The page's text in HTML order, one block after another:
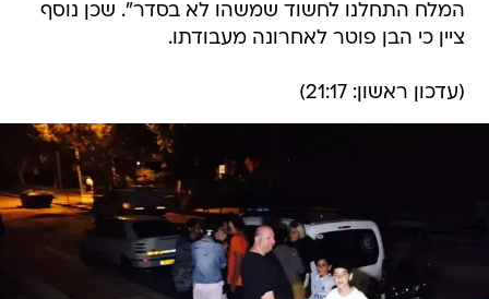
המלח התחלנו לחשוד שמשהו לא בסדר". שכן נוסף
ציין כי הבן פוטר לאחרונה מעבודתו.
(עדכון ראשון: 21:17)